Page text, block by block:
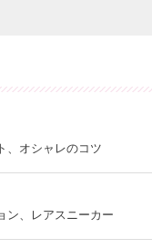
、オシャレのコツ
ン、レアスニーカー